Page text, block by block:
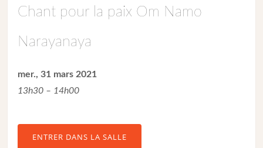
Chant pour la paix Om Namo
Narayanaya
mer., 31 mars 2021
13h30 – 14h00
ENTRER DANS LA SALLE